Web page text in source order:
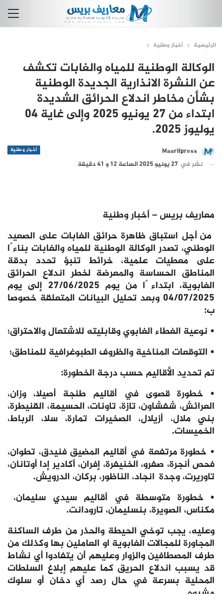
الرئيسية أخبار وطنية
الوكالة الوطنية للمياه والغابات تكشف
عن النشرة الانذارية الجديدة الوطنية
بشأن مخاطر اندلاع الحرائق الشديدة
ابتداء من 27 يونيو 2025 وإلى غاية 04
يوليوز 2025.
أخبار وطنية
Maarifpress
نشر في 27 يونيو 2025 الساعة 12 و 41 دقيقة
معاريف بريس – أخبار وطنية
من أجل استباق ظاهرة حرائق الغابات على الصعيد
الوطني، تصدر الوكالة الوطنية للمياه والغابات بناء ًا
على معطيات علمية، خرائط تنبؤ تحدد بدقة
المناطق الحساسة والمعرضة لخطر اندلاع الحرائق
الغابوية، ابتداء ًا من يوم 27/06/2025 إلى يوم
04/07/2025 وبعد تحليل البيانات المتعلقة خصوصا
ب:
• نوعية الغطاء الغابوي وقابليته للاشتعال والاحتراق؛
• التوقعات المناخية والظروف الطبوغرافية للمناطق؛
تم تحديد الأقاليم حسب درجة الخطورة:
• خطورة قصوى في أقاليم طنجة أصيلا، وزان،
العرائش، شفشاون، تازة، تاونات، الحسيمة، القنيطرة،
بني ملال، أزيلال، الصخيرات تمارة، سلا، الرباط،
الخميسات.
• خطورة مرتفعة في أقاليم المضيق فنيدق، تطوان،
فحص أنجرة، صفرو، الخنيفرة، إفران، أكادير إدا أوتانان،
تاوريرت، وجدة انجاد، الناظور، بركان، الدرويش.
• خطورة متوسطة في أقاليم سيدي سليمان،
مكناس، الصويرة، بنسليمان، تارودانت.
وعليه، يجب توخي الحيطة والحذر من طرف الساكنة
المجاورة للمجالات الغابوية او العاملين بها وكذلك من
طرف المصطافين والزوار وعليهم أن يتفادوا أي نشاط
قد يسبب اندلاع الحريق كما عليهم إبلاغ السلطات
المحلية بسرعة في حال رصد أي دخان أو سلوك